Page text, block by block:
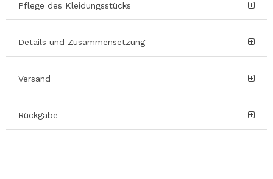
Pflege des Kleidungsstücks
Details und Zusammensetzung
Versand
Rückgabe